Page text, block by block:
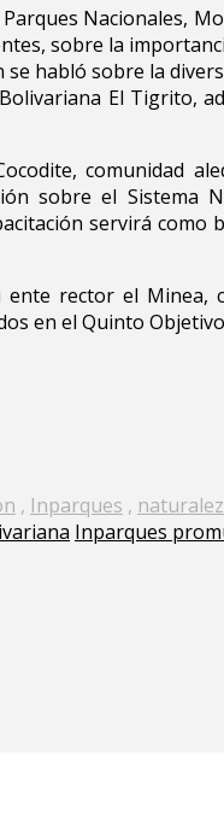
Nacionales,
sobre la
habló sobre la
El Tigrito,
comunidad
sobre el Sistema
servirá como
rector el Minea,
en el Quinto
, Inparques ,
Inparques